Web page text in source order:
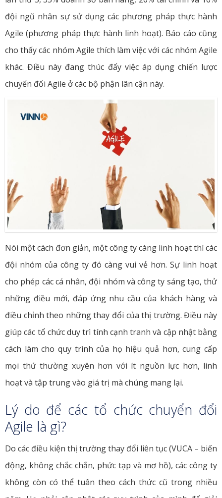
đội ngũ nhân sự sử dụng các phương pháp thực hành
Agile (phương pháp thực hành linh hoạt). Báo cáo cũng
cho thấy các nhóm Agile thích làm việc với các nhóm Agile
khác. Điều này đang thúc đẩy việc áp dụng chiến lược
chuyển đổi Agile ở các bộ phận lân cận này.
Nói một cách đơn giản, một công ty càng linh hoạt thì các
đội nhóm của công ty đó càng vui vẻ hơn. Sự linh hoạt
cho phép các cá nhân, đội nhóm và công ty sáng tạo, thử
những điều mới, đáp ứng nhu cầu của khách hàng và
điều chỉnh theo những thay đổi của thị trường. Điều này
giúp các tổ chức duy trì tính cạnh tranh và cập nhật bằng
cách làm cho quy trình của họ hiệu quả hơn, cung cấp
mọi thứ thường xuyên hơn với ít nguồn lực hơn, linh
hoạt và tập trung vào giá trị mà chúng mang lại.
Lý do để các tổ chức chuyển đổi
Agile là gì?
Do các điều kiện thị trường thay đổi liên tục (VUCA – biến
động, không chắc chắn, phức tạp và mơ hồ), các công ty
không còn có thể tuân theo cách thức cũ trong nhiều